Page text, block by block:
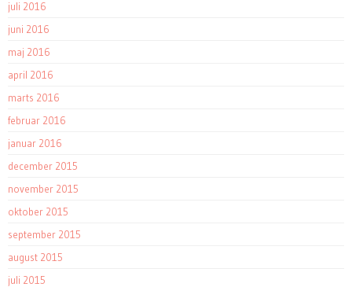
juli 2016
juni 2016
maj 2016
april 2016
marts 2016
februar 2016
januar 2016
december 2015
november 2015
oktober 2015
september 2015
august 2015
juli 2015